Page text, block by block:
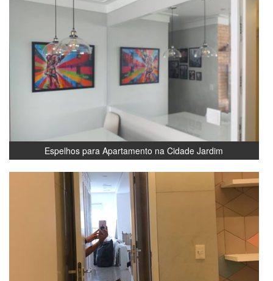
Espelhos para Apartamento na Cidade Jardim